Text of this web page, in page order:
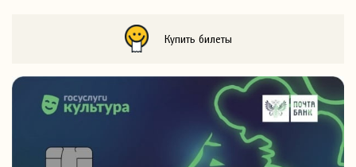
Купить билеты